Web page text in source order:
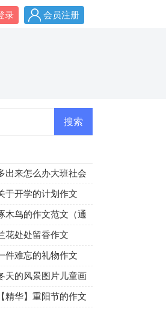
录 会员注册
出来怎么办大班社会
于开学的计划作文
木鸟的作文范文（通
篇）
花处处留香作文
件难忘的礼物作文
天的风景图片儿童画
【精华】重阳节的作文